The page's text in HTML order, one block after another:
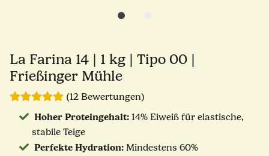
La Farina 14 | 1 kg | Tipo 00 |
Frießinger Mühle
(12 Bewertungen)
Hoher Proteingehalt:14% Eiweiß für elastische,
stabile Teige
Perfekte Hydration:Mindestens 60%